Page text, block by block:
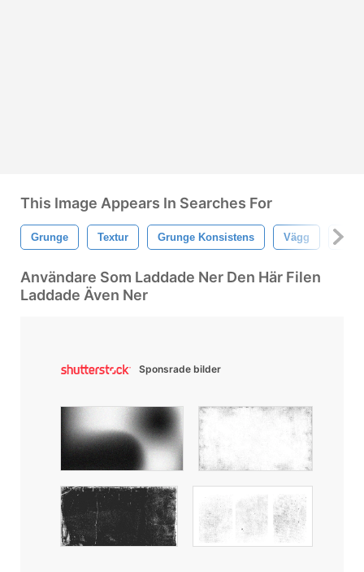
This Image Appears In Searches For
Grunge Textur Grunge Konsistens Vägg
Användare Som Laddade Ner Den Här Filen
Laddade Även Ner
Sponsrade bilder